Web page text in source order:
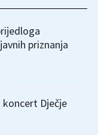
priznanja
koncert Dječje